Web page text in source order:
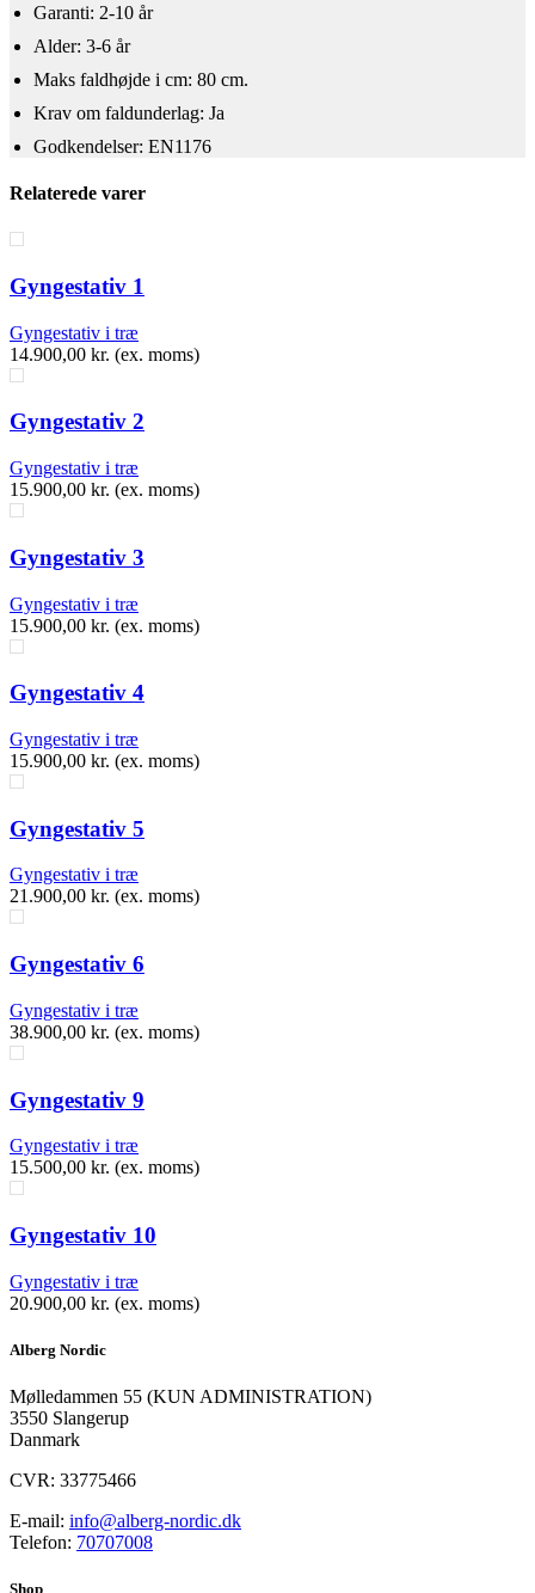
Garanti: 2-10 år
Alder: 3-6 år
​Maks faldhøjde i cm: 80 cm.
Krav om faldunderlag: Ja
Godkendelser: EN1176
Relaterede varer
Gyngestativ 1
Gyngestativ i træ
14.900,00 kr. (ex. moms)
Gyngestativ 2
Gyngestativ i træ
15.900,00 kr. (ex. moms)
Gyngestativ 3
Gyngestativ i træ
15.900,00 kr. (ex. moms)
Gyngestativ 4
Gyngestativ i træ
15.900,00 kr. (ex. moms)
Gyngestativ 5
Gyngestativ i træ
21.900,00 kr. (ex. moms)
Gyngestativ 6
Gyngestativ i træ
38.900,00 kr. (ex. moms)
Gyngestativ 9
Gyngestativ i træ
15.500,00 kr. (ex. moms)
Gyngestativ 10
Gyngestativ i træ
20.900,00 kr. (ex. moms)
Alberg Nordic
​Mølledammen 55 (KUN ADMINISTRATION)
3550 Slangerup
Danmark
CVR: 33775466
E-mail: info@alberg-nordic.dk
Telefon: 70707008
Shop